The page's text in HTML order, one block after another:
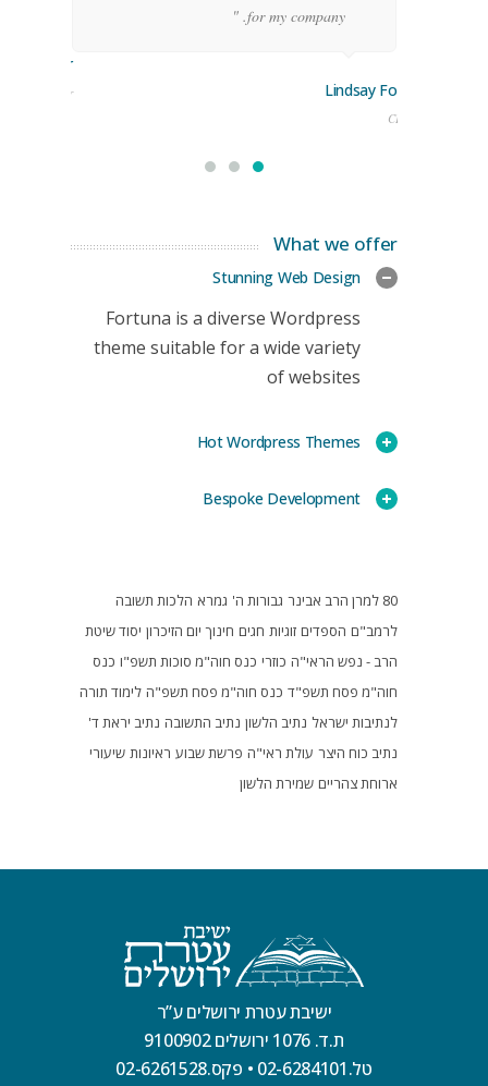
for my company. "
Lindsay Ford
CEO
Stoner
Manager
What we offer
Stunning Web Design
Fortuna is a diverse Wordpress
theme suitable for a wide variety
of websites
Hot Wordpress Themes
Bespoke Development
80 למרן הרב אבינר גבורות ה' גמרא הלכות תשובה
לרמב"ם הספדים זוגיות חגים חינוך יום הזיכרון יסוד שיטת
הרב - נפש הראי"ה כוזרי כנס חוה"מ סוכות תשפ"ו כנס
חוה"מ פסח תשפ"ד כנס חוה"מ פסח תשפ"ה לימוד תורה
לנתיבות ישראל נתיב הלשון נתיב התשובה נתיב יראת ד'
נתיב כוח היצר עולת ראי"ה פרשת שבוע ראיונות שיעורי
ארוחת צהריים שמירת הלשון
ישיבת עטרת ירושלים ע”ר
ת.ד. 1076 ירושלים 9100902
טל.02-6284101
• פקס.02-6261528